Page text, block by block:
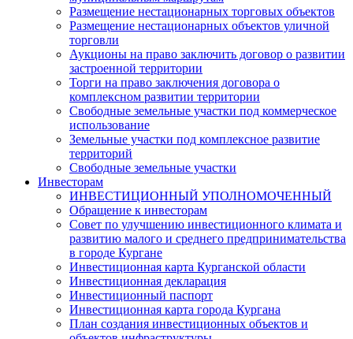
Размещение нестационарных торговых объектов
Размещение нестационарных объектов уличной
торговли
Аукционы на право заключить договор о развитии
застроенной территории
Торги на право заключения договора о
комплексном развитии территории
Свободные земельные участки под коммерческое
использование
Земельные участки под комплексное развитие
территорий
Свободные земельные участки
Инвесторам
ИНВЕСТИЦИОННЫЙ УПОЛНОМОЧЕННЫЙ
Обращение к инвесторам
Совет по улучшению инвестиционного климата и
развитию малого и среднего предпринимательства
в городе Кургане
Инвестиционная карта Курганской области
Инвестиционная декларация
Инвестиционный паспорт
Инвестиционная карта города Кургана
План создания инвестиционных объектов и